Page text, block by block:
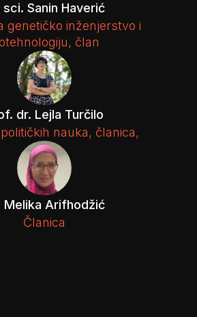
sci. Sanin Haverić
genetičko inženjerstvo i
član
dr. Lejla Turčilo
nauka, članica,
Melika Arifhodžić
Članica